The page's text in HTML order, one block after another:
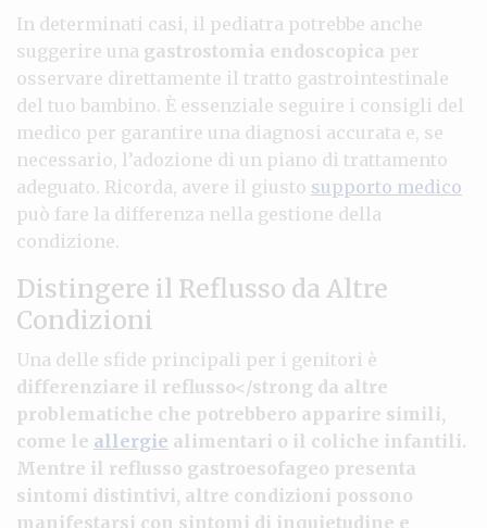
In determinati casi, il pediatra potrebbe anche
suggerire una gastrostomia endoscopica per
osservare direttamente il tratto gastrointestinale
del tuo bambino. È essenziale seguire i consigli del
medico per garantire una diagnosi accurata e, se
necessario, l’adozione di un piano di trattamento
adeguato. Ricorda, avere il giusto supporto medico
può fare la differenza nella gestione della
condizione.
Distingere il Reflusso da Altre
Condizioni
Una delle sfide principali per i genitori è
differenziare il reflusso</strong da altre
problematiche che potrebbero apparire simili,
come le allergie alimentari o il coliche infantili.
Mentre il reflusso gastroesofageo presenta
sintomi distintivi, altre condizioni possono
manifestarsi con sintomi di inquietudine e